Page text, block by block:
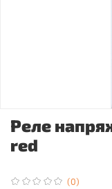
(0)
Реле
red